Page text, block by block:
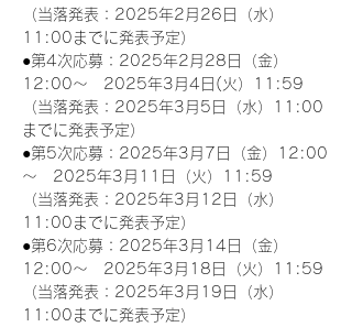
（当落発表：2025年2月26日（水）
11:00までに発表予定）
●第4次応募：2025年2月28日（金）
12:00～　2025年3月4日(火）11:59
（当落発表：2025年3月5日（水）11:00
までに発表予定）
●第5次応募：2025年3月7日（金）12:00
～　2025年3月11日（火）11:59
（当落発表：2025年3月12日（水）
11:00までに発表予定）
●第6次応募：2025年3月14日（金）
12:00～　2025年3月18日（火）11:59
（当落発表：2025年3月19日（水）
11:00までに発表予定）